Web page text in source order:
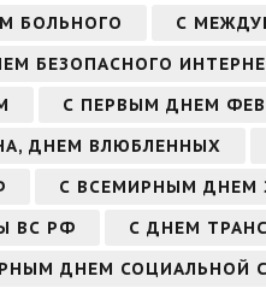
БОЛЬНОГО
С
БЕЗОПАСНОГО
С ПЕРВЫМ ДНЕМ
ДНЕМ ВЛЮБЛЕННЫХ
С ВСЕМИРНЫМ ДНЕМ
ВС РФ
С ДНЕМ
ДНЕМ СОЦИАЛЬНОЙ